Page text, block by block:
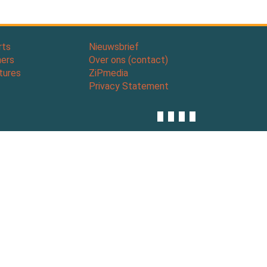
Nieuwsbrief
Over ons (contact)
ZiPmedia
Privacy Statement